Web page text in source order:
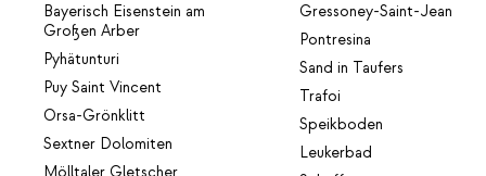
Bayerisch Eisenstein am
Großen Arber
Pyhätunturi
Puy Saint Vincent
Orsa-Grönklitt
Sextner Dolomiten
Gressoney-Saint-Jean
Pontresina
Sand in Taufers
Trafoi
Speikboden
Leukerbad